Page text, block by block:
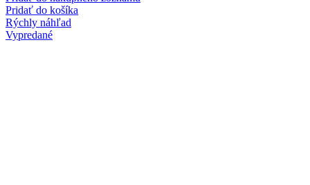
Pridať do košíka
Rýchly náhľad
Vypredané